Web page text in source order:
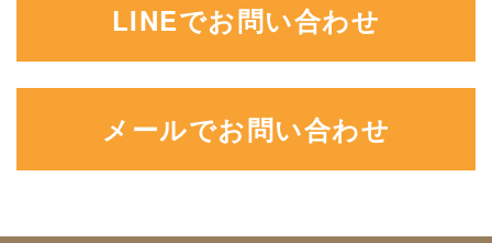
LINEでお問い合わせ
メールでお問い合わせ